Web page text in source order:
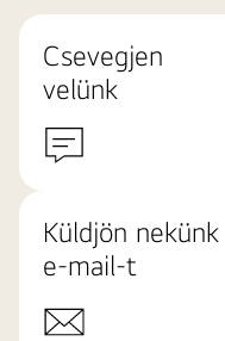
Csevegjen
velünk
Küldjön nekünk
e-mail-t